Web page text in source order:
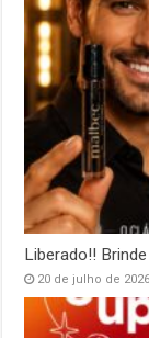
Liberado!!
20 de julho de 2026